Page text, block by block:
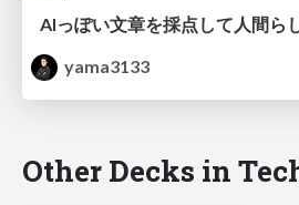
yama3133
Other Decks in